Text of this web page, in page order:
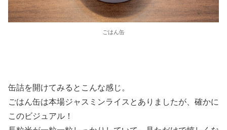
ごはん缶
缶詰を開けてみるとこんな感じ。
ごはん缶は本場ジャスミンライスとありましたが、確かに
このビジュアル！